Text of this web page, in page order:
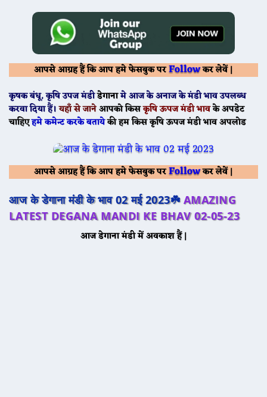
आपसे आग्रह हैं कि आप हमे फेसबुक परFollowकर लेवें |
कृषक बंधू, कृषि उपज मंडीडेगानामेआज केअनाज के मंडी भाव उपलब्ध
करवा दिया हैं। यहाँ से जानेआपको किसकृषि ऊपज मंडी भावके अपडेट
चाहिएहमे कमेन्ट करके बतायेकी हम किस कृषि ऊपज मंडी भाव अपलोड
आपसे आग्रह हैं कि आप हमे फेसबुक परFollowकर लेवें |
आज के डेगाना मंडी के भाव 02 मई 2023☘️ AMAZING
LATEST DEGANA MANDI KE BHAV 02-05-23
आज डेगाना मंडी में अवकाश हैं |